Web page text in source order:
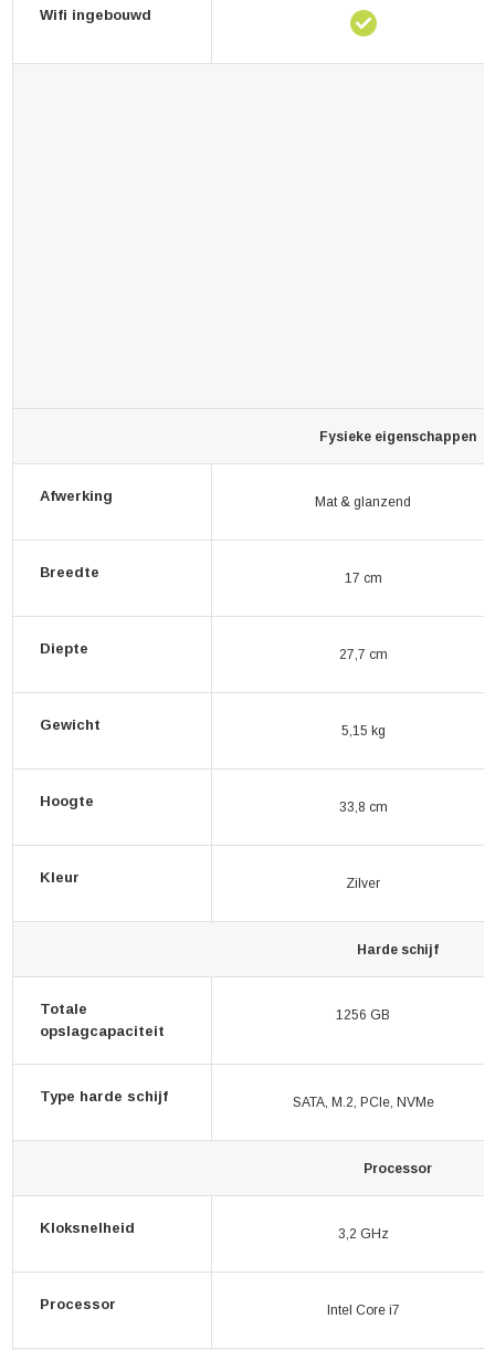
Wifi ingebouwd
Fysieke eigenschappen
Afwerking Mat & glanzend
Breedte 17 cm
Diepte 27,7 cm
Gewicht 5,15 kg
Hoogte 33,8 cm
Kleur Zilver
Harde schijf
Totale
opslagcapaciteit
1256 GB
Type harde schijf SATA, M.2, PCIe, NVMe
Processor
Kloksnelheid 3,2 GHz
Processor Intel Core i7